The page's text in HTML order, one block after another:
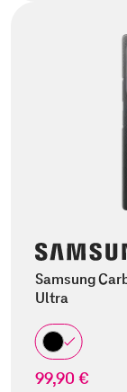
Samsung
Ultra
99,90 €